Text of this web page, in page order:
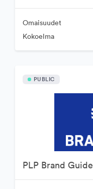
Omaisuudet
Kokoelma
PUBLIC
PLP Brand Guide